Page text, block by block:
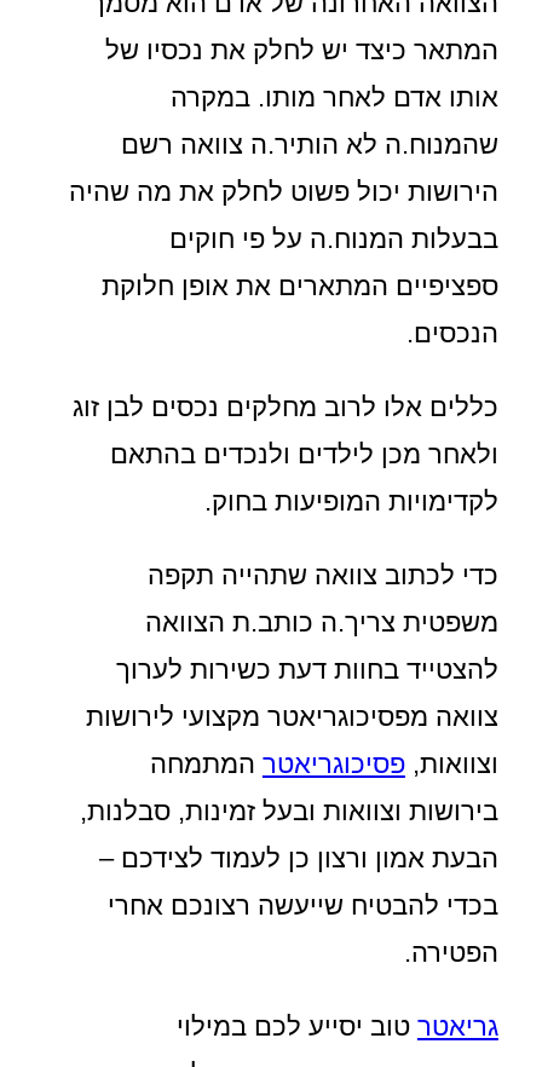
המתאר כיצד יש לחלק את נכסיו של
אותו אדם לאחר מותו. במקרה
שהמנוח.ה לא הותיר.ה צוואה רשם
הירושות יכול פשוט לחלק את מה שהיה
בבעלות המנוח.ה על פי חוקים
ספציפיים המתארים את אופן חלוקת
הנכסים.
כללים אלו לרוב מחלקים נכסים לבן זוג
ולאחר מכן לילדים ולנכדים בהתאם
לקדימויות המופיעות בחוק.
כדי לכתוב צוואה שתהייה תקפה
משפטית צריך.ה כותב.ת הצוואה
להצטייד בחוות דעת כשירות לערוך
צוואה מפסיכוגריאטר מקצועי לירושות
וצוואות,פסיכוגריאטר המתמחה
בירושות וצוואות ובעל זמינות, סבלנות,
הבעת אמון ורצון כן לעמוד לצידכם –
בכדי להבטיח שייעשה רצונכם אחרי
הפטירה.
גריאטר טוב יסייע לכם במילוי